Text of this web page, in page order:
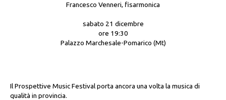
Francesco Venneri, fisarmonica
sabato 21 dicembre
ore 19:30
Palazzo Marchesale-Pomarico (Mt)
Il Prospettive Music Festival porta ancora una volta la musica di
qualità in provincia.